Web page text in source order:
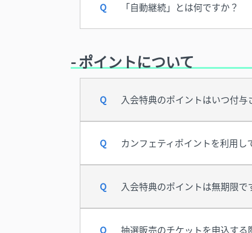
「自動継続」とは何ですか？
- ポイントについて
入会特典のポイントはいつ付与
カンフェティポイントを利用
入会特典のポイントは無期限で
抽選販売のチケットを申込する